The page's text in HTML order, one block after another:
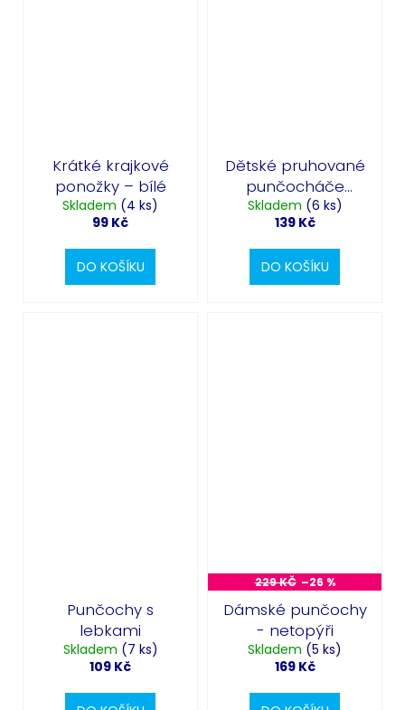
Krátké krajkové
ponožky – bílé
Skladem (4 ks)
99 Kč
DO KOŠÍKU
Dětské pruhované
punčocháče
černo-růžové
Skladem (6 ks)
139 Kč
DO KOŠÍKU
Punčochy s
lebkami
Skladem (7 ks)
109 Kč
229 KČ –26 %
Dámské punčochy
- netopýři
Skladem (5 ks)
169 Kč